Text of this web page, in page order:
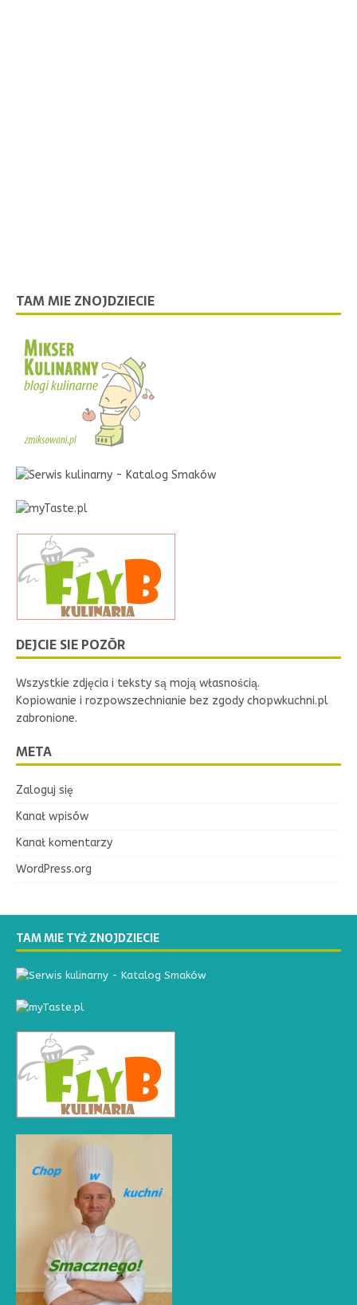
TAM MIE ZNOJDZIECIE
DEJCIE SIE POZŌR
Wszystkie zdjęcia i teksty są moją własnością.
Kopiowanie i rozpowszechnianie bez zgody chopwkuchni.pl
zabronione.
META
Zaloguj się
Kanał wpisów
Kanał komentarzy
WordPress.org
TAM MIE TYŻ ZNOJDZIECIE